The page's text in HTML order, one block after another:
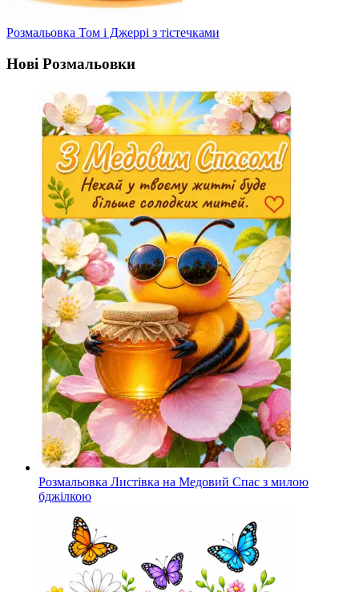
Розмальовка Том і Джеррі з тістечками
Нові Розмальовки
Розмальовка Листівка на Медовий Спас з милою
бджілкою